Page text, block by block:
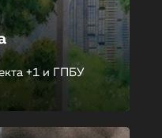
+1 и ГПБУ